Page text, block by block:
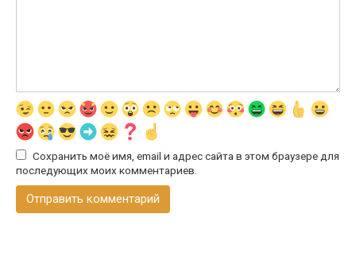
Сохранить моё имя, email и адрес сайта в этом браузере для
последующих моих комментариев.